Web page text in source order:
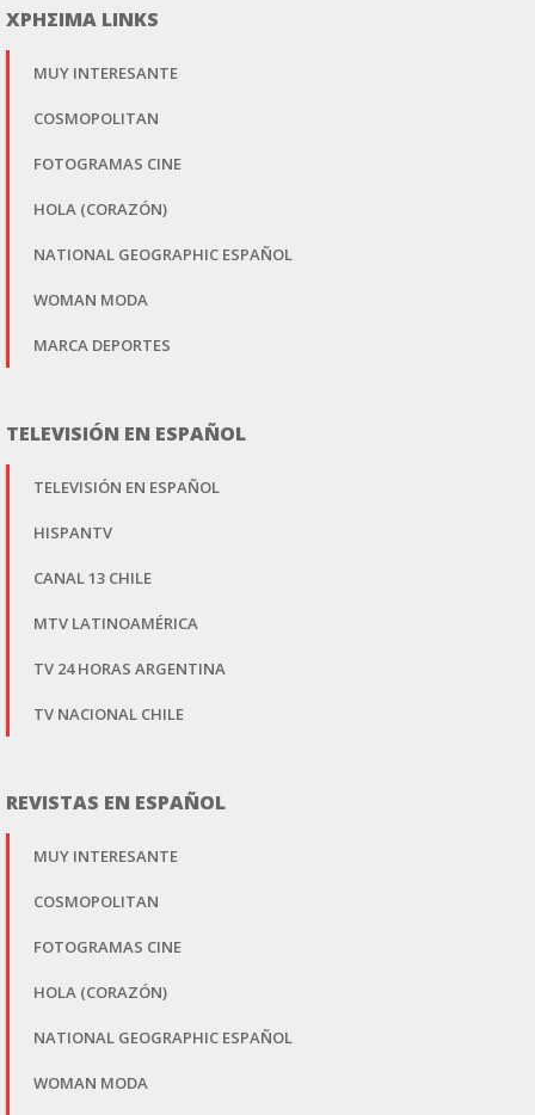
ΧΡΗΣΙΜΑ LINKS
MUY INTERESANTE
COSMOPOLITAN
FOTOGRAMAS CINE
HOLA (CORAZÓN)
NATIONAL GEOGRAPHIC ESPAÑOL
WOMAN MODA
MARCA DEPORTES
TELEVISIÓN EN ESPAÑOL
TELEVISIÓN EN ESPAÑOL
HISPANTV
CANAL 13 CHILE
MTV LATINOAMÉRICA
TV 24 HORAS ARGENTINA
TV NACIONAL CHILE
REVISTAS EN ESPAÑOL
MUY INTERESANTE
COSMOPOLITAN
FOTOGRAMAS CINE
HOLA (CORAZÓN)
NATIONAL GEOGRAPHIC ESPAÑOL
WOMAN MODA